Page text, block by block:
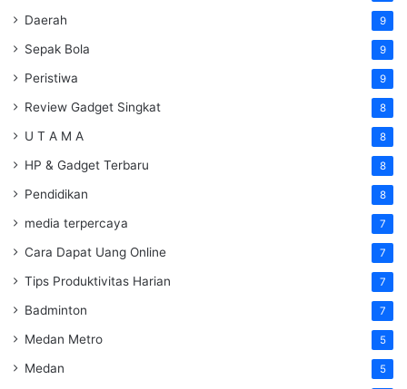
Daerah 9
Sepak Bola 9
Peristiwa 9
Review Gadget Singkat 8
U T A M A 8
HP & Gadget Terbaru 8
Pendidikan 8
media terpercaya 7
Cara Dapat Uang Online 7
Tips Produktivitas Harian 7
Badminton 7
Medan Metro 5
Medan 5